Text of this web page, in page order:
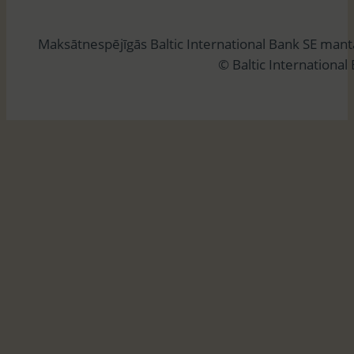
ē
Maksātnespējīgās Baltic International Bank SE
© Baltic International